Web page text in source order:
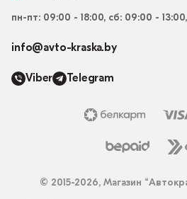
пн-пт: 09:00 - 18:00, сб: 09:00 -
info@avto-kraska.by
Viber Telegram
© 2015-2026, Магазин